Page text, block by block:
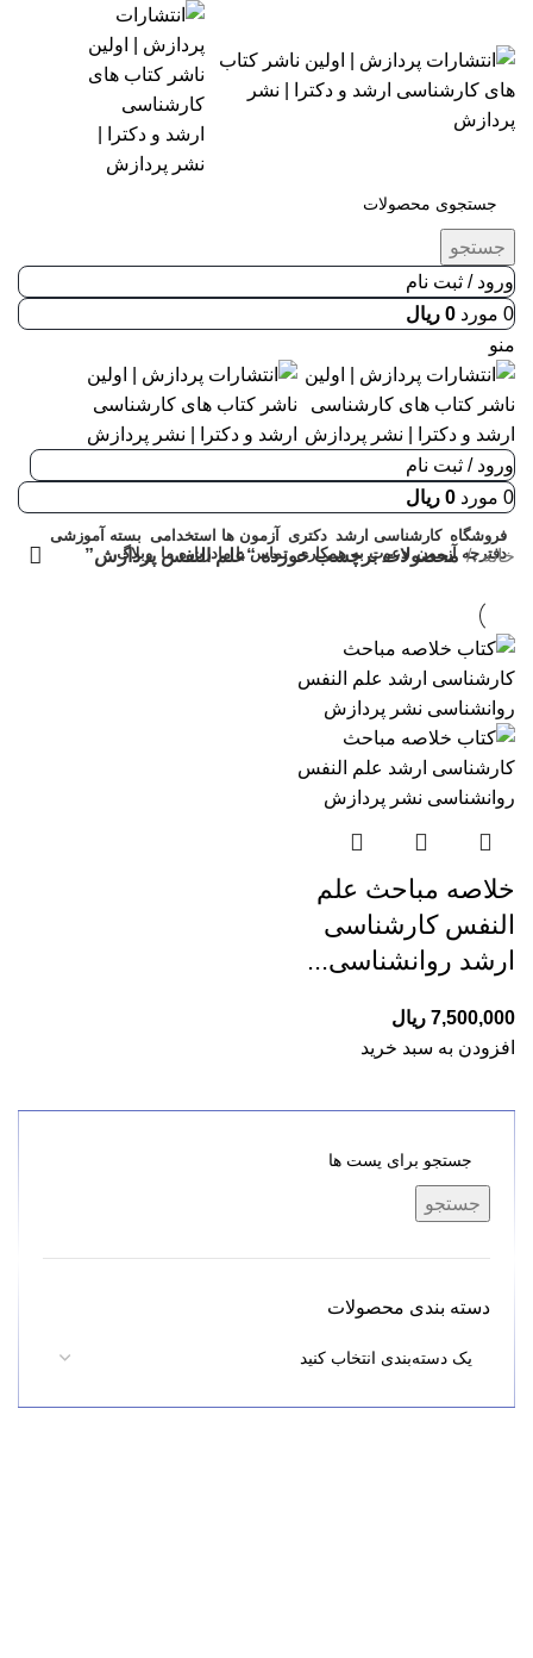
جستجو
ورود / ثبت نام
0 مورد 0 ریال
منو
ورود / ثبت نام
0 مورد 0 ریال
فروشگاه کارشناسی ارشد دکتری آزمون ها استخدامی بسته آموزشی
دفترچه آزمون دعوت به همکاری تماس با مادرباره ما وبلاگ
جستجو
دسته بندی محصولات
خانه محصولات برچسب خورده “علم النفس پردازش”
خلاصه مباحث علم
النفس کارشناسی
ارشد روانشناسی...
7,500,000 ریال
افزودن به سبد خرید